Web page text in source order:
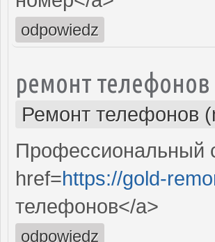
odpowiedz
ремонт телефонов
Ремонт телефонов
Профессиональный
href=https://gold-
телефонов</a>
odpowiedz